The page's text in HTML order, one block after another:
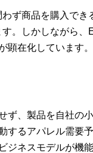
ず商品を購入でき
。しかしながら、
顕在化しています。
ず、製品を自社の
するアパレル需要
ジネスモデルが機